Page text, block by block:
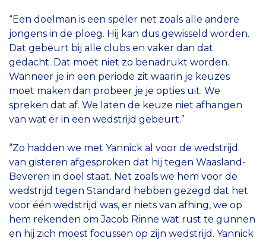
“Een doelman is een speler net zoals alle andere
jongens in de ploeg. Hij kan dus gewisseld worden.
Dat gebeurt bij alle clubs en vaker dan dat
gedacht. Dat moet niet zo benadrukt worden.
Wanneer je in een periode zit waarin je keuzes
moet maken dan probeer je je opties uit. We
spreken dat af. We laten de keuze niet afhangen
van wat er in een wedstrijd gebeurt.”
“Zo hadden we met Yannick al voor de wedstrijd
van gisteren afgesproken dat hij tegen Waasland-
Beveren in doel staat. Net zoals we hem voor de
wedstrijd tegen Standard hebben gezegd dat het
voor één wedstrijd was, er niets van afhing, we op
hem rekenden om Jacob Rinne wat rust te gunnen
en hij zich moest focussen op zijn wedstrijd. Yannick